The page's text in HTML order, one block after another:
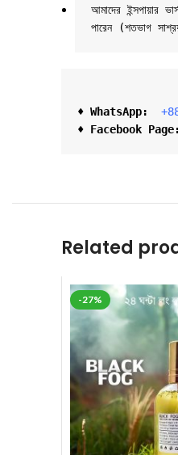
আমাদের ইন্সপায়ার
পারেন (শতভাগ
♦ WhatsApp:
♦ Facebook Page:
Related
-27%